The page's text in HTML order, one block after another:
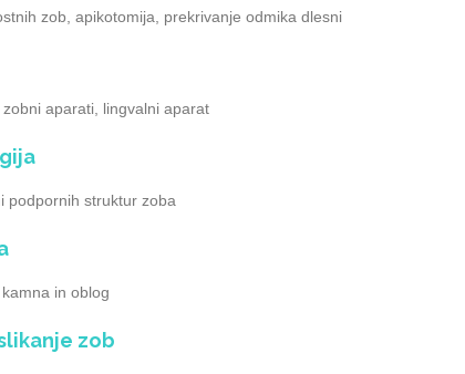
zob, apikotomija, prekrivanje odmika dlesni
aparati, lingvalni aparat
podpornih struktur zoba
in oblog
zob